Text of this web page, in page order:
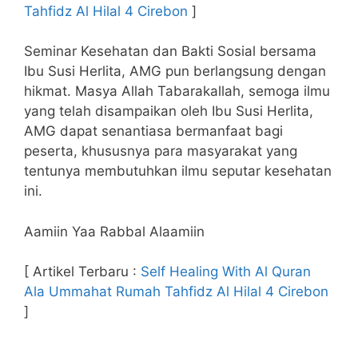
Tahfidz Al Hilal 4 Cirebon ]
Seminar Kesehatan dan Bakti Sosial bersama
Ibu Susi Herlita, AMG pun berlangsung dengan
hikmat. Masya Allah Tabarakallah, semoga ilmu
yang telah disampaikan oleh Ibu Susi Herlita,
AMG dapat senantiasa bermanfaat bagi
peserta, khususnya para masyarakat yang
tentunya membutuhkan ilmu seputar kesehatan
ini.
Aamiin Yaa Rabbal Alaamiin
[ Artikel Terbaru : Self Healing With Al Quran
Ala Ummahat Rumah Tahfidz Al Hilal 4 Cirebon
]